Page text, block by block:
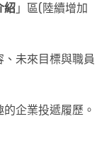
紹 」區(陸續增加
未來目標與職員
企業投遞履歷。